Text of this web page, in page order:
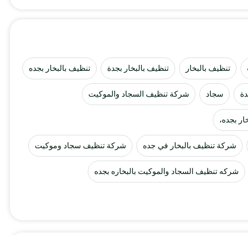
تنظيف بالبخار تنظيف بالبخار بجدة تنظيف بالبخار بجده
سجاد شركة تنظيف السجاد والموكيت
بجده،
شركة تنظيف بالبخار في جده شركة تنظيف سجاد وموكيت
شركه تنظيف السجاد والموكيت بالبخاره بجده